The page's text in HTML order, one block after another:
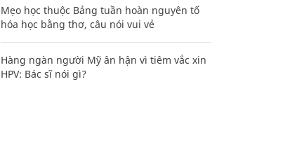
Mẹo học thuộc Bảng tuần hoàn nguyên tố
hóa học bằng thơ, câu nói vui vẻ
Hàng ngàn người Mỹ ân hận vì tiêm vắc xin
HPV: Bác sĩ nói gì?